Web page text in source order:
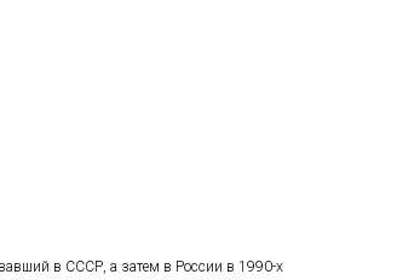
в СССР, а затем в России в 1990-х